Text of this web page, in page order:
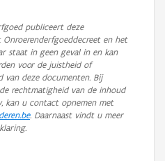
publiceert deze
en het
staat in geen geval in en kan
voor de juistheid of
van deze documenten. Bij
rechtmatigheid van de inhoud
kan u contact opnemen met
. Daarnaast vindt u meer